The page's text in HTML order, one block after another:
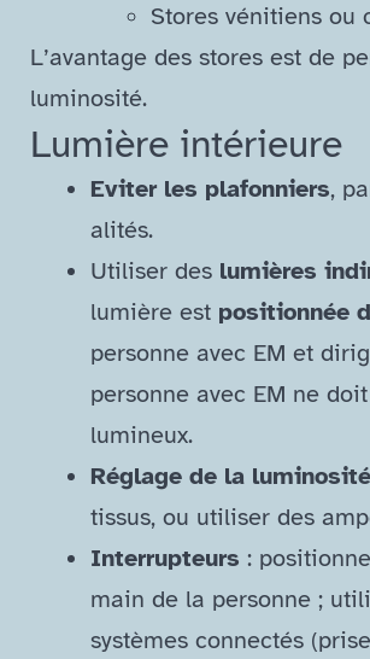
Stores vénitiens ou
L’avantage des stores est de
luminosité.
Lumière intérieure
Eviter les plafonniers,
alités.
Utiliser des lumières
lumière est positionnée
personne avec EM et
personne avec EM ne
lumineux.
Réglage de la luminosité
tissus, ou utiliser des
Interrupteurs :
main de la personne ;
systèmes connectés